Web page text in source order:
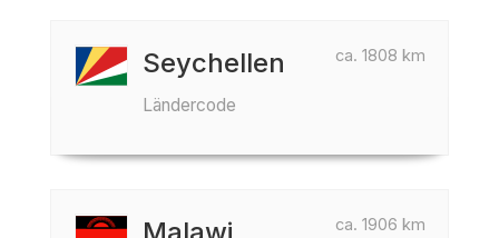
ca. 1808 km
Seychellen
Ländercode
ca. 1906 km